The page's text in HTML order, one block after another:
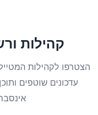
קהילות
הצטרפו לקהילות
עדכונים שוטפים